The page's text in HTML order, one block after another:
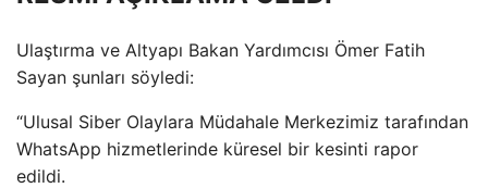
Ulaştırma ve Altyapı Bakan Yardımcısı Ömer Fatih
Sayan şunları söyledi:
“Ulusal Siber Olaylara Müdahale Merkezimiz tarafından
WhatsApp hizmetlerinde küresel bir kesinti rapor
edildi.